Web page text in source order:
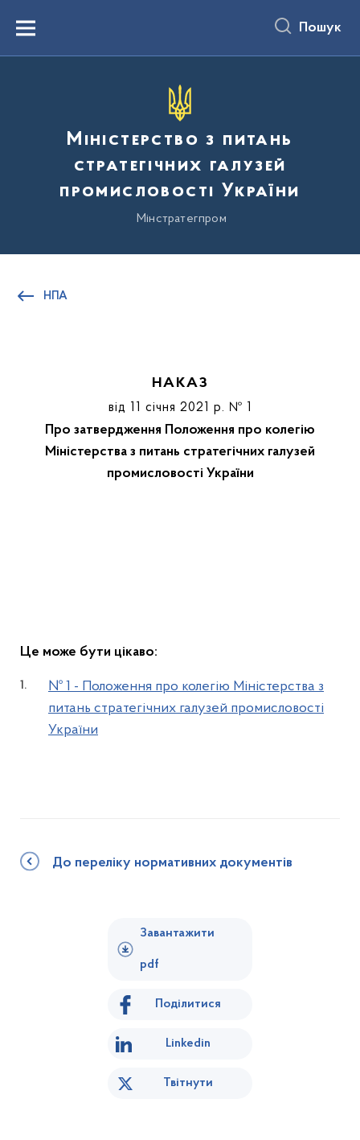
вмістуMenu Пошук
Міністерство з питань
стратегічних галузей
промисловості України
Мінстратегпром
НПА
НАКАЗ
від 11 січня 2021 р. № 1
Про затвердження Положення про колегію
Міністерства з питань стратегічних галузей
промисловості України
Це може бути цікаво:
№ 1 - Положення про колегію Міністерства з
питань стратегічних галузей промисловості
України
До переліку нормативних документів
Завантажити
pdf
Поділитися
Linkedin
Твітнути